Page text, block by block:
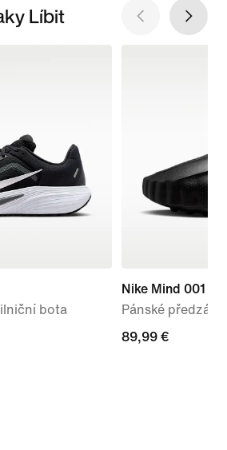
Líbit
bota
Nike Mind 001
Pánské
89,99 €
89,99 €